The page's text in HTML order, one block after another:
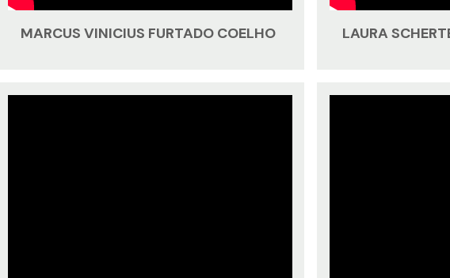
MARCUS VINICIUS FURTADO COELHO LAURA